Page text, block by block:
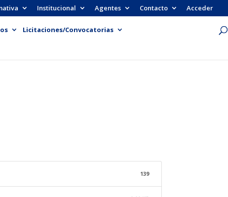
Institucional Agentes Contacto Acceder
Licitaciones/Convocatorias
139